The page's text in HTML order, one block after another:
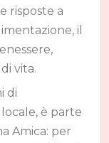
risposte a
il
vita.
di
è parte
Amica: per